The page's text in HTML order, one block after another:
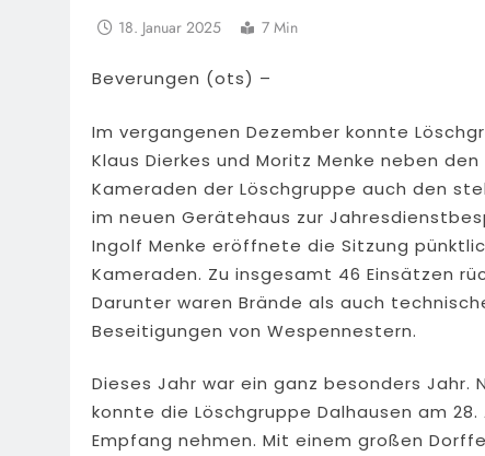
18. Januar 2025 7 Min
Beverungen (ots) –
Im vergangenen Dezember konnte
Klaus Dierkes und Moritz Menke neben
Kameraden der Löschgruppe auch den
im neuen Gerätehaus zur
Ingolf Menke eröffnete die Sitzung
Kameraden. Zu insgesamt 46 Einsätzen
Darunter waren Brände als auch
Beseitigungen von Wespennestern.
Dieses Jahr war ein ganz besonders Jahr.
konnte die Löschgruppe Dalhausen am
Empfang nehmen. Mit einem großen